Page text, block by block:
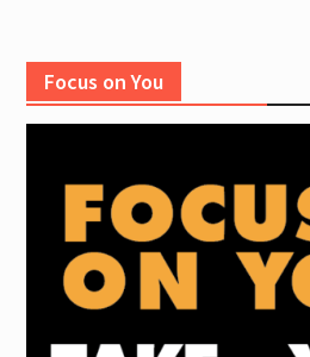
Focus on You